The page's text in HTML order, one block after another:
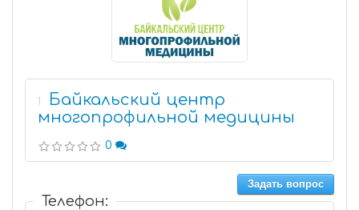
1
Байкальский центр
многопрофильной медицины
0
Задать вопрос
Телефон: